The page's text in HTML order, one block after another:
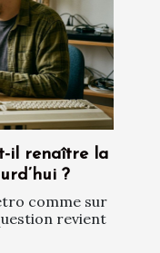
il renaître la
?
comme sur
revient